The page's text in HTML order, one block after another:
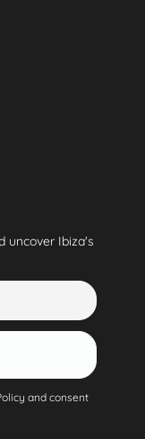
uncover Ibiza's
and consent